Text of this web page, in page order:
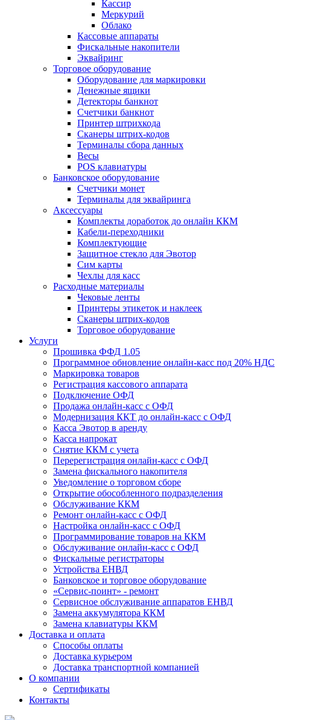
Кассир
Меркурий
Облако
Кассовые аппараты
Фискальные накопители
Эквайринг
Торговое оборудование
Оборудование для маркировки
Денежные ящики
Детекторы банкнот
Счетчики банкнот
Принтер штрихкода
Сканеры штрих-кодов
Терминалы сбора данных
Весы
POS клавиатуры
Банковское оборудование
Счетчики монет
Терминалы для эквайринга
Аксессуары
Комплекты доработок до онлайн ККМ
Кабели-переходники
Комплектующие
Защитное стекло для Эвотор
Сим карты
Чехлы для касс
Расходные материалы
Чековые ленты
Принтеры этикеток и наклеек
Сканеры штрих-кодов
Торговое оборудование
Услуги
Прошивка ФФД 1.05
Программное обновление онлайн-касс под 20% НДС
Маркировка товаров
Регистрация кассового аппарата
Подключение ОФД
Продажа онлайн-касс с ОФД
Модернизация ККТ до онлайн-касс с ОФД
Касса Эвотор в аренду
Касса напрокат
Снятие ККМ с учета
Перерегистрация онлайн-касс с ОФД
Замена фискального накопителя
Уведомление о торговом сборе
Открытие обособленного подразделения
Обслуживание ККМ
Ремонт онлайн-касс с ОФД
Настройка онлайн-касс с ОФД
Программирование товаров на ККМ
Обслуживание онлайн-касс с ОФД
Фискальные регистраторы
Устройства ЕНВД
Банковское и торговое оборудование
«Сервис-поинт» - ремонт
Сервисное обслуживание аппаратов ЕНВД
Замена аккумулятора ККМ
Замена клавиатуры ККМ
Доставка и оплата
Способы оплаты
Доставка курьером
Доставка транспортной компанией
О компании
Сертификаты
Контакты